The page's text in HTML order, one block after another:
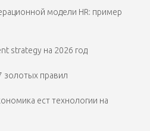
модели HR: пример
strategy на 2026 год
золотых правил
ест технологии на